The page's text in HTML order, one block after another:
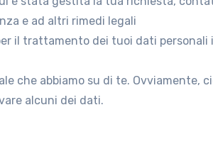
e ad altri rimedi legali
il trattamento dei tuoi dati personali
che abbiamo su di te. Ovviamente,
alcuni dei dati.